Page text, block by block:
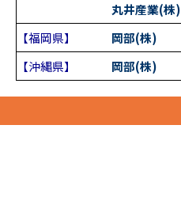
丸井産業(株)
【福岡県】
岡部(株)
【沖縄県】
岡部(株)